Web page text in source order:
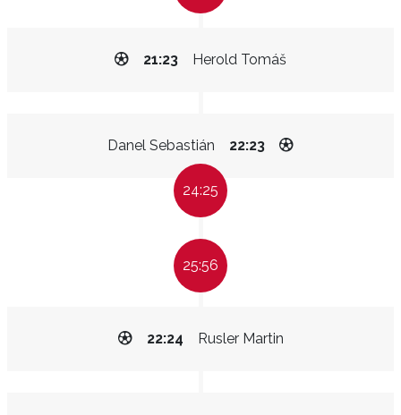
Herold Tomáš
21:23
Danel Sebastián 22:23
24:25
25:56
Rusler Martin
22:24